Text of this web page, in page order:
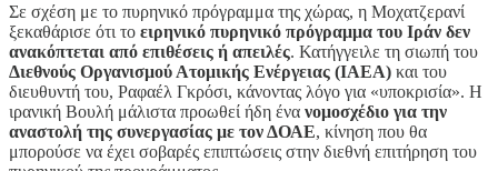
Σε σχέση με το πυρηνικό πρόγραμμα της χώρας, η Μοχατζερανί
ξεκαθάρισε ότι το ειρηνικό πυρηνικό πρόγραμμα του Ιράν δεν
ανακόπτεται από επιθέσεις ή απειλές. Κατήγγειλε τη σιωπή του
Διεθνούς Οργανισμού Ατομικής Ενέργειας (IAEA) και του
διευθυντή του, Ραφαέλ Γκρόσι, κάνοντας λόγο για «υποκρισία». Η
ιρανική Βουλή μάλιστα προωθεί ήδη ένα νομοσχέδιο για την
αναστολή της συνεργασίας με τον ΔΟΑΕ, κίνηση που θα
μπορούσε να έχει σοβαρές επιπτώσεις στην διεθνή επιτήρηση του